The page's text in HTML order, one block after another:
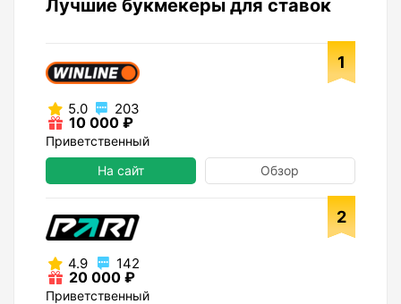
Лучшие букмекеры для ставок
1
5.0 203
10 000 ₽
Приветственный
На сайт
Обзор
2
4.9 142
20 000 ₽
Приветственный